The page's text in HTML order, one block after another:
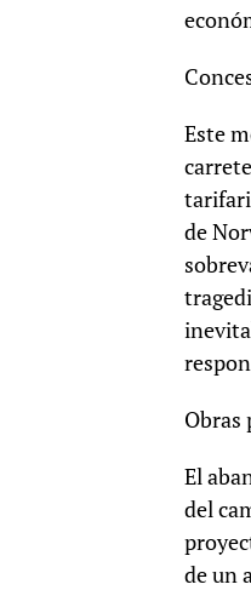
Este
de
Obras
El
del
de un